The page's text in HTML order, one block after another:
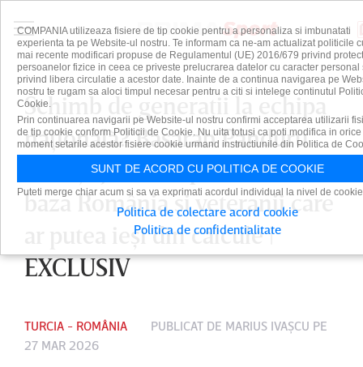
Schimb de generaţii la echipa
naţională? Basarab Panduru
anunţă jucătorii pe care se va
baza România şi veteranii care
ar putea ieşi din calcule |
EXCLUSIV
TURCIA - ROMÂNIA PUBLICAT DE MARIUS IVAŞCU PE
27 MAR 2026
COMPANIA utilizeaza fisiere de tip cookie pentru a personaliza si imbunatati
experienta ta pe Website-ul nostru. Te informam ca ne-am actualizat politicile
mai recente modificari propuse de Regulamentul (UE) 2016/679 privind
persoanelor fizice in ceea ce priveste prelucrarea datelor cu caracter personal
privind libera circulatie a acestor date. Inainte de a continua navigarea pe
nostru te rugam sa aloci timpul necesar pentru a citi si intelege continutul
Cookie.
Prin continuarea navigarii pe Website-ul nostru confirmi acceptarea utilizarii
de tip cookie conform Politicii de Cookie. Nu uita totusi ca poti modifica in orice
moment setarile acestor fisiere cookie urmand instructiunile din Politica de
SUNT DE ACORD CU POLITICA DE COOKIE
Puteti merge chiar acum si sa va exprimati acordul individual la nivel de
Politica de colectare acord cookie
Politica de confidentialitate